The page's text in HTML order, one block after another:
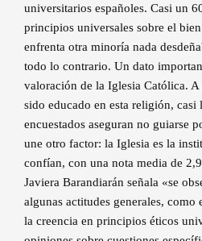
universitarios españoles. Casi un
principios universales sobre el
enfrenta otra minoría nada
todo lo contrario. Un dato
valoración de la Iglesia Católica. A
sido educado en esta religión, casi
encuestados aseguran no guiarse
une otro factor: la Iglesia es la
confían, con una nota media de
Javiera Barandiarán señala «se
algunas actitudes generales,
la creencia en principios éticos